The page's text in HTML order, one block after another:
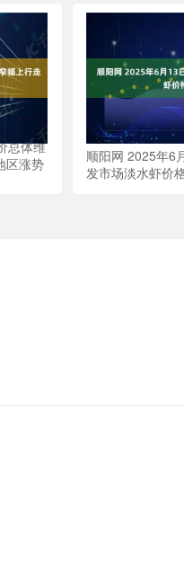
总体维
区涨势
顺阳网 2025年6
发市场淡水虾价